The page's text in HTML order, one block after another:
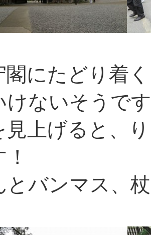
閣にたどり着
けないそうで
見上げると、
とバンマス、